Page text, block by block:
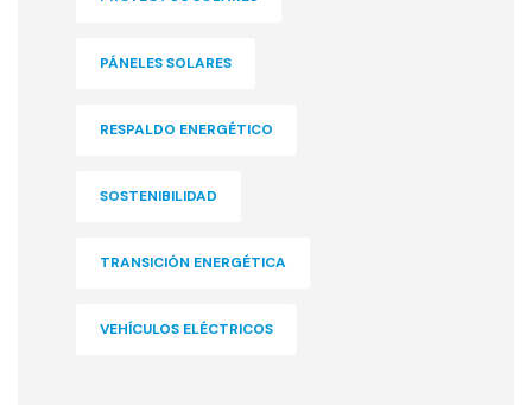
PÁNELES SOLARES
RESPALDO ENERGÉTICO
SOSTENIBILIDAD
TRANSICIÓN ENERGÉTICA
VEHÍCULOS ELÉCTRICOS